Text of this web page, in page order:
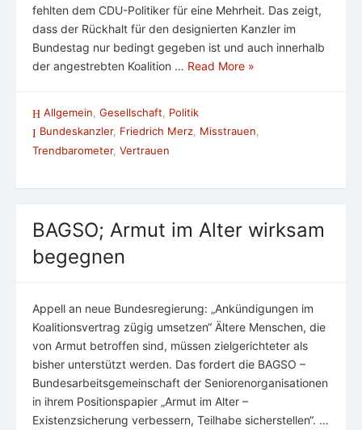
fehlten dem CDU-Politiker für eine Mehrheit. Das zeigt,
dass der Rückhalt für den designierten Kanzler im
Bundestag nur bedingt gegeben ist und auch innerhalb
der angestrebten Koalition … Read More »
Allgemein Gesellschaft
Politik
Bundeskanzler, Friedrich Merz, Misstrauen,
Trendbarometer, Vertrauen
BAGSO; Armut im Alter wirksam
begegnen
Appell an neue Bundesregierung: „Ankündigungen im
Koalitionsvertrag zügig umsetzen“ Ältere Menschen, die
von Armut betroffen sind, müssen zielgerichteter als
bisher unterstützt werden. Das fordert die BAGSO –
Bundesarbeitsgemeinschaft der Seniorenorganisationen
in ihrem Positionspapier „Armut im Alter –
Existenzsicherung verbessern, Teilhabe sicherstellen“. …